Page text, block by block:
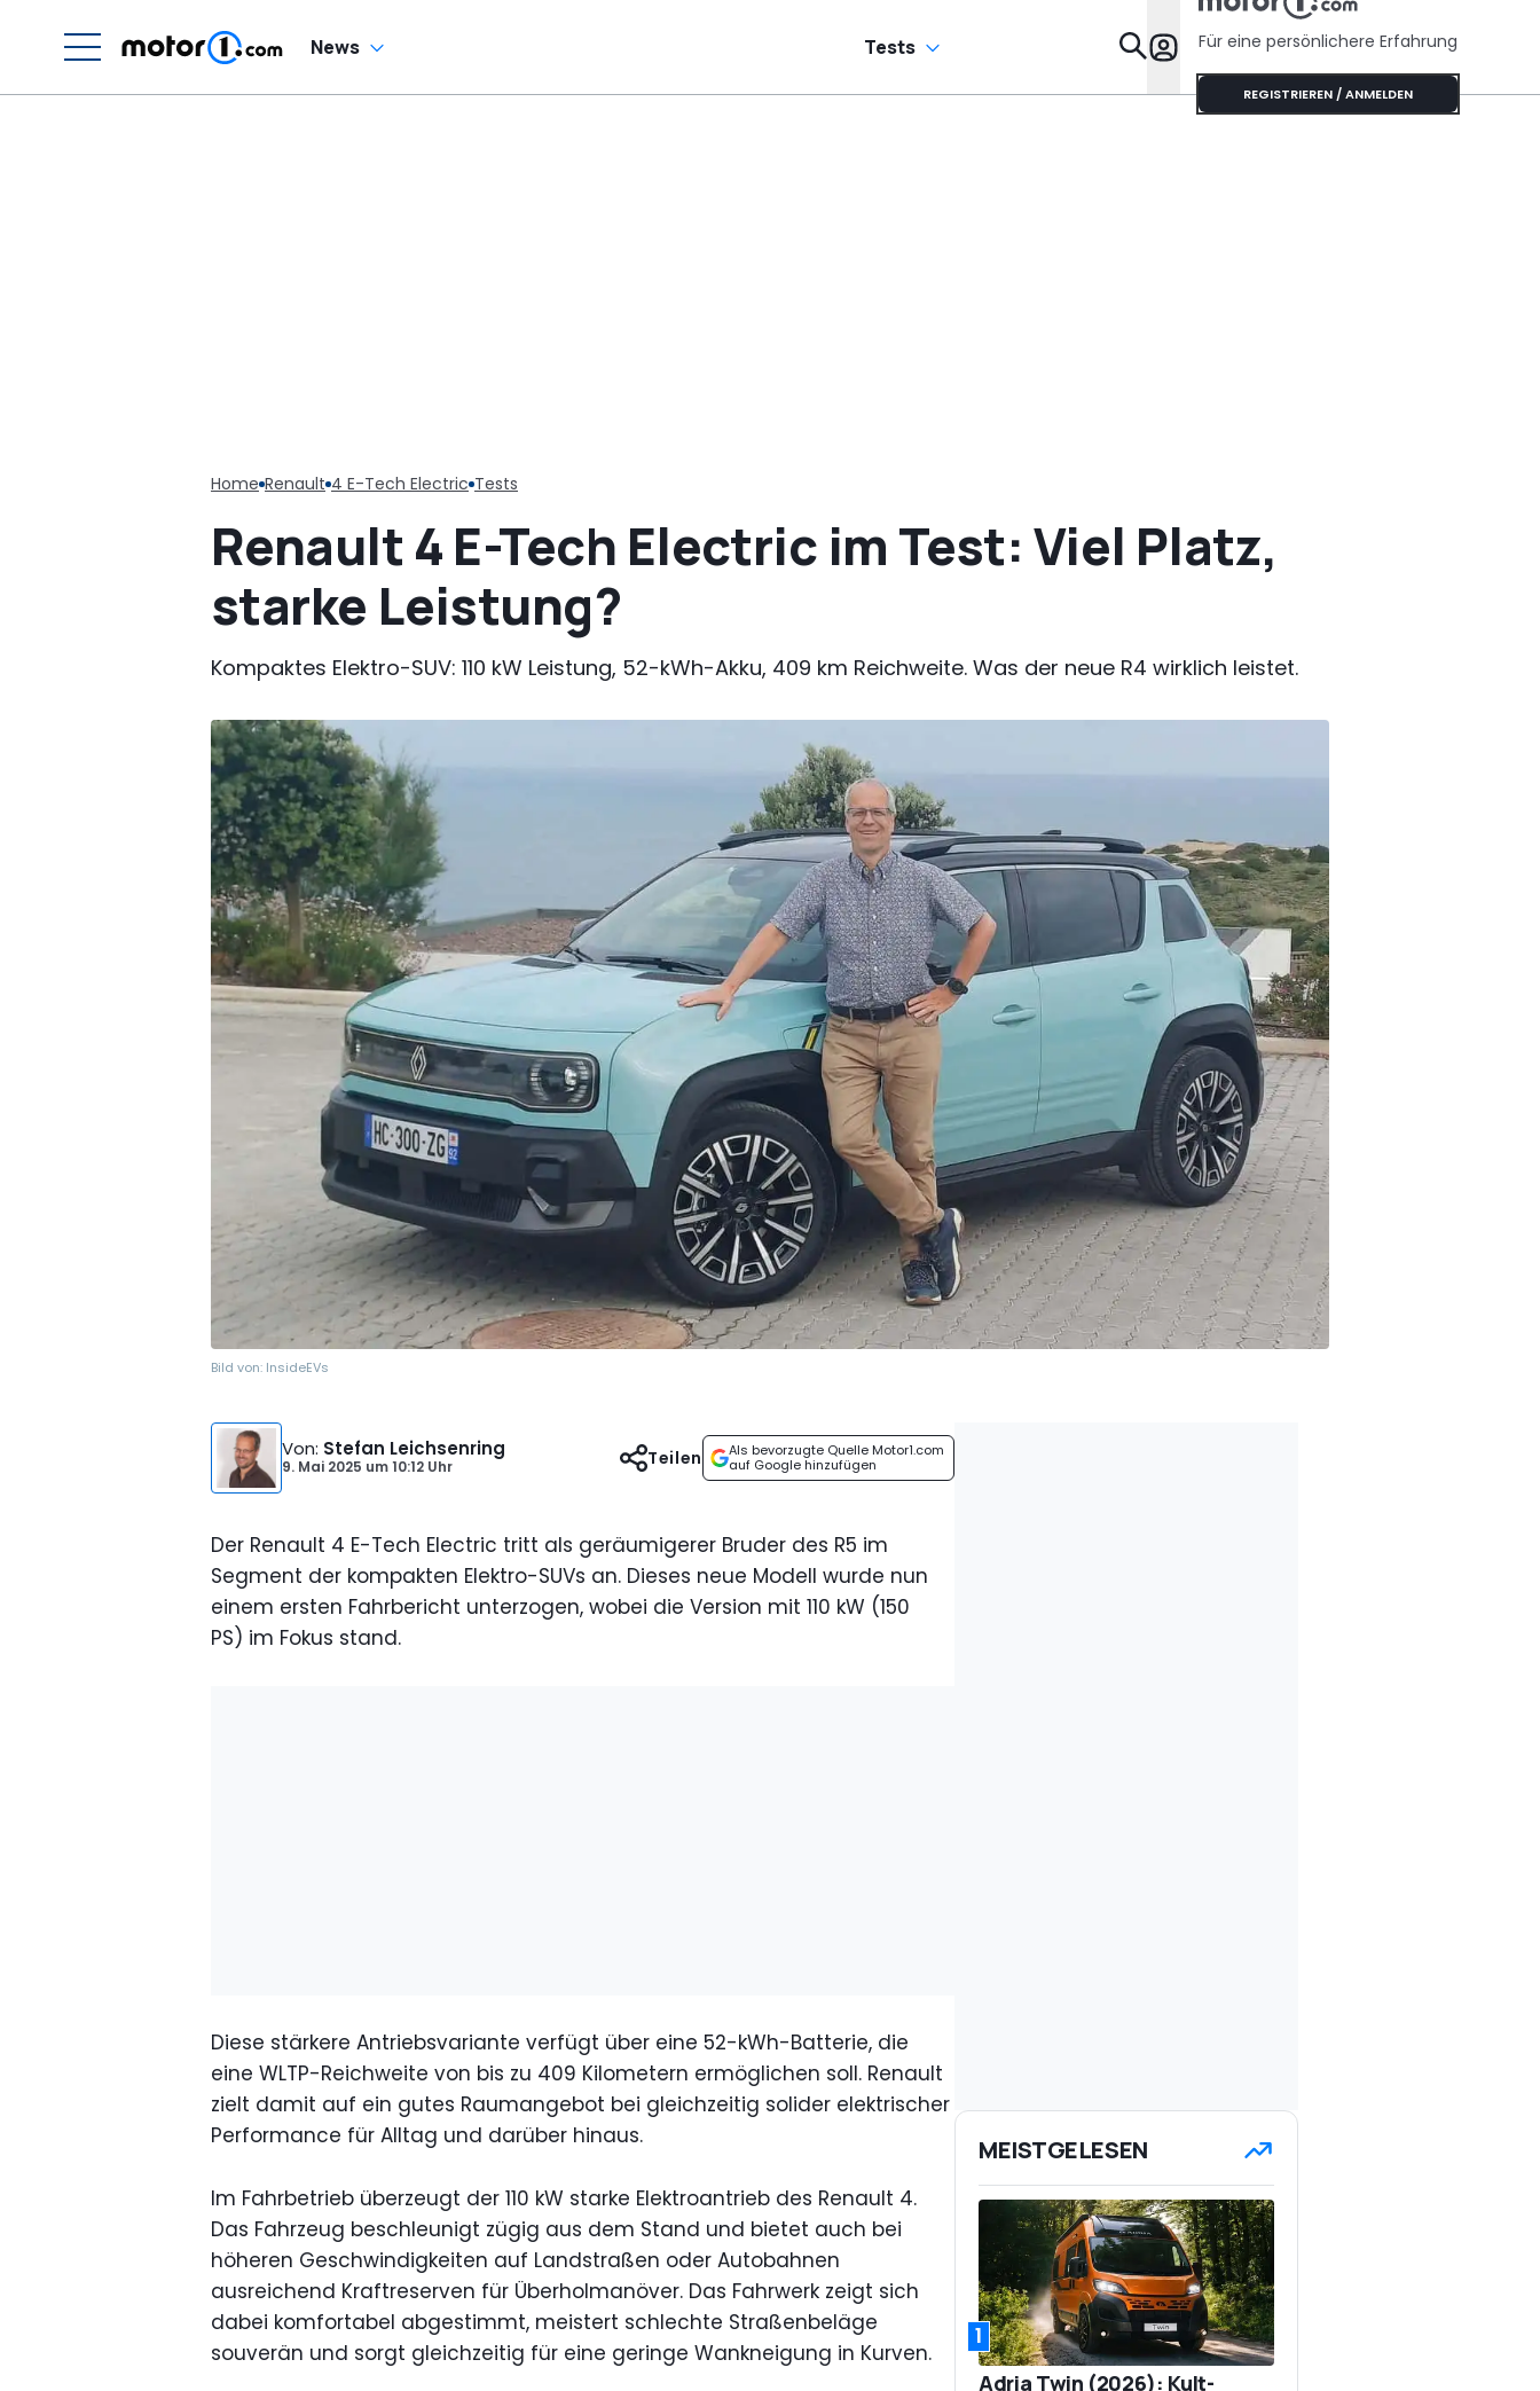
News Tests Specials
Für eine persönlichere Erfahrung
REGISTRIEREN / ANMELDEN
Home Renault 4 E-Tech Electric Tests
Renault 4 E-Tech Electric im Test: Viel Platz,
starke Leistung?
Kompaktes Elektro-SUV: 110 kW Leistung, 52-kWh-Akku, 409 km Reichweite. Was der neue R4 wirklich leistet.
Bild von: InsideEVs
Von: Stefan Leichsenring
9. Mai 2025 um10:12 Uhr
Als bevorzugte Quelle Motor1.com
auf Google hinzufügen
Teilen
Der Renault 4 E-Tech Electric tritt als geräumigerer Bruder des R5 im
Segment der kompakten Elektro-SUVs an. Dieses neue Modell wurde nun
einem ersten Fahrbericht unterzogen, wobei die Version mit 110 kW (150
PS) im Fokus stand.
Diese stärkere Antriebsvariante verfügt über eine 52-kWh-Batterie, die
eine WLTP-Reichweite von bis zu 409 Kilometern ermöglichen soll. Renault
zielt damit auf ein gutes Raumangebot bei gleichzeitig solider elektrischer
Performance für Alltag und darüber hinaus.
Im Fahrbetrieb überzeugt der 110 kW starke Elektroantrieb des Renault 4.
Das Fahrzeug beschleunigt zügig aus dem Stand und bietet auch bei
höheren Geschwindigkeiten auf Landstraßen oder Autobahnen
ausreichend Kraftreserven für Überholmanöver. Das Fahrwerk zeigt sich
dabei komfortabel abgestimmt, meistert schlechte Straßenbeläge
souverän und sorgt gleichzeitig für eine geringe Wankneigung in Kurven.
MEISTGELESEN
1
Adria Twin (2026): Kult-